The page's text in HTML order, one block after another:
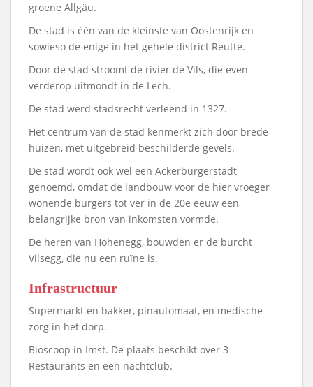
groene Allgäu.
De stad is één van de kleinste van Oostenrijk en
sowieso de enige in het gehele district Reutte.
Door de stad stroomt de rivier de Vils, die even
verderop uitmondt in de Lech.
De stad werd stadsrecht verleend in 1327.
Het centrum van de stad kenmerkt zich door brede
huizen, met uitgebreid beschilderde gevels.
De stad wordt ook wel een Ackerbürgerstadt
genoemd, omdat de landbouw voor de hier vroeger
wonende burgers tot ver in de 20e eeuw een
belangrijke bron van inkomsten vormde.
De heren van Hohenegg, bouwden er de burcht
Vilsegg, die nu een ruïne is.
Infrastructuur
Supermarkt en bakker, pinautomaat, en medische
zorg in het dorp.
Bioscoop in Imst. De plaats beschikt over 3
Restaurants en een nachtclub.